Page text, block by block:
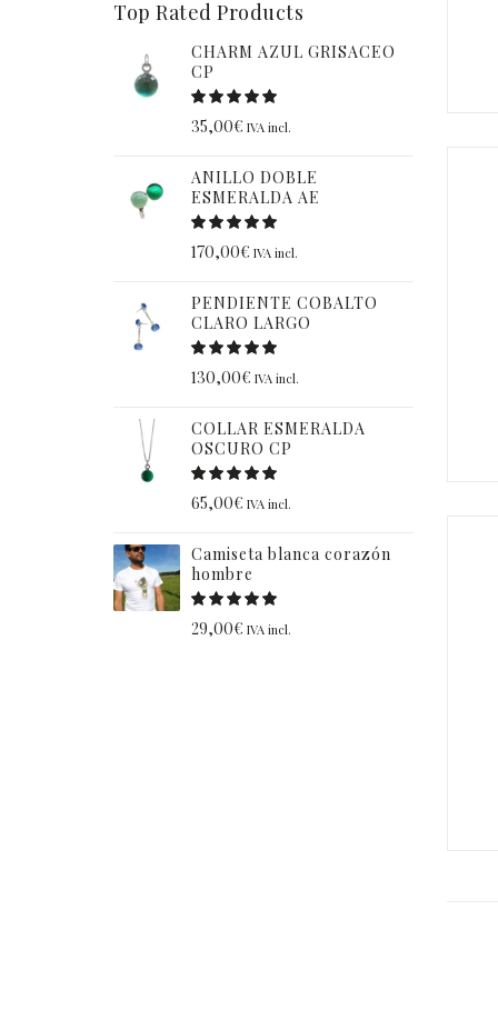
Top Rated Products
CHARM AZUL GRISACEO
CP
35,00€ IVA incl.
ANILLO DOBLE
ESMERALDA AE
170,00€ IVA incl.
PENDIENTE COBALTO
CLARO LARGO
130,00€ IVA incl.
COLLAR ESMERALDA
OSCURO CP
65,00€ IVA incl.
Camiseta blanca corazón
hombre
29,00€ IVA incl.